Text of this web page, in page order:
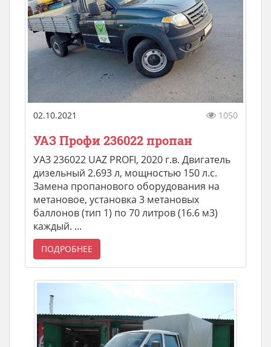
02.10.2021 1050
УАЗ Профи 236022 пропан
УАЗ 236022 UАZ РRОFI, 2020 г.в. Двигатель
дизельный 2.693 л, мощностью 150 л.с.
Замена пропанового оборудования на
метановое, установка 3 метановых
баллонов (тип 1) по 70 литров (16.6 м3)
каждый. ...
ПОДРОБНЕЕ